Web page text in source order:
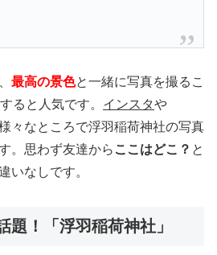
最高の景色と一緒に写真を撮るこ
すると人気です。 インスタや
々なところで浮羽稲荷神社の写真
。思わず友達から ここはどこ？ と
いなしです。
題！「浮羽稲荷神社」